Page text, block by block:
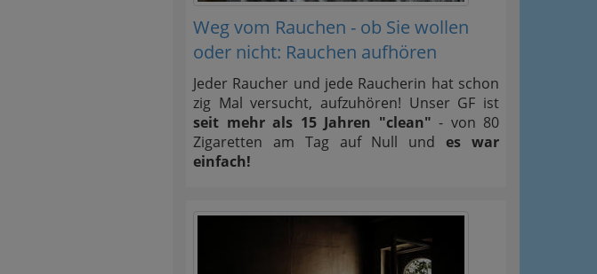
Weg vom Rauchen - ob Sie wollen
oder nicht: Rauchen aufhören
Jeder Raucher und jede Raucherin hat schon
zig Mal versucht, aufzuhören! Unser GF ist
seit mehr als 15 Jahren "clean" - von 80
Zigaretten am Tag auf Null undes war
einfach!